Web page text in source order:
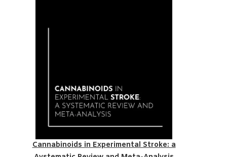
Cannabinoids in Experimental Stroke: a